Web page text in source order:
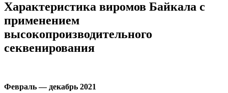
Характеристика виромов Байкала с
применением
высокопроизводительного
секвенирования
Февраль — декабрь 2021